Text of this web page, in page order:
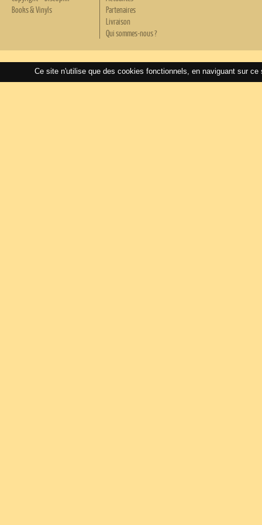
Books & Vinyls
Partenaires
Livraison
Qui sommes-nous ?
Ce site n'utilise que des cookies fonctionnels, en naviguant sur